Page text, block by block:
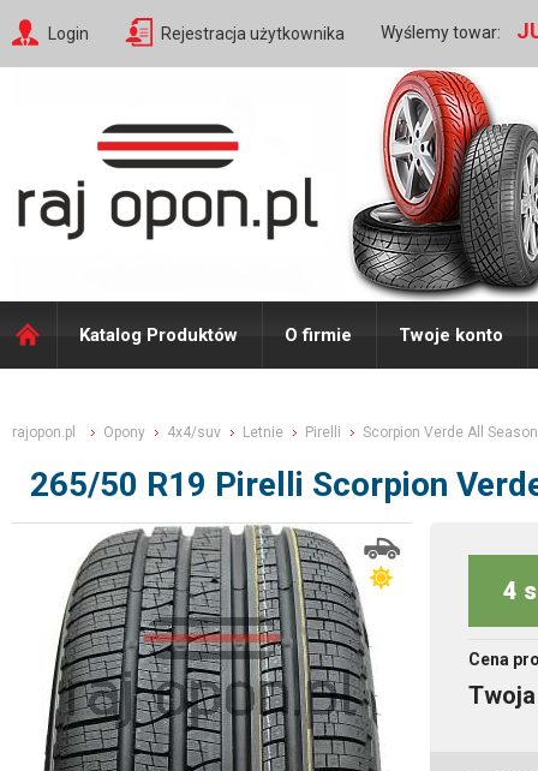
Login Rejestracja użytkownika Wyślemy towar:
Katalog Produktów O firmie Twoje konto
rajopon.pl Opony 4x4/suv Letnie Pirelli Scorpion Verde All Season
265/50 R19 Pirelli Scorpion
4
Cena